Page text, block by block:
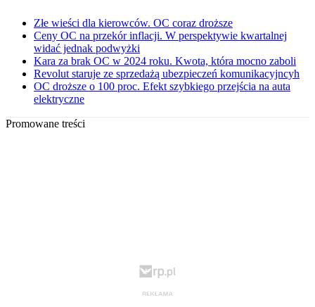
Złe wieści dla kierowców. OC coraz droższe
Ceny OC na przekór inflacji. W perspektywie kwartalnej
widać jednak podwyżki
Kara za brak OC w 2024 roku. Kwota, która mocno zaboli
Revolut staruje ze sprzedażą ubezpieczeń komunikacyjncyh
OC droższe o 100 proc. Efekt szybkiego przejścia na auta
elektryczne
Promowane treści